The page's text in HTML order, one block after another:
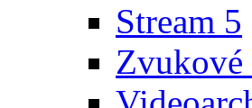
Stream 5
Zvukové